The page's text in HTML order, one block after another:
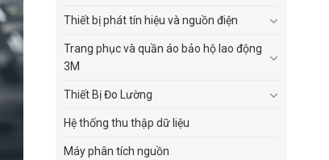
Thiết bị phát tín hiệu và nguồn điện
Trang phục và quần áo bảo hộ lao động
3M
Thiết Bị Đo Lường
Hệ thống thu thập dữ liệu
Máy phân tích nguồn